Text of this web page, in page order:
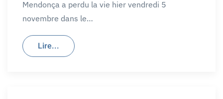
Mendonça a perdu la vie hier vendredi 5
novembre dans le…
Lire...